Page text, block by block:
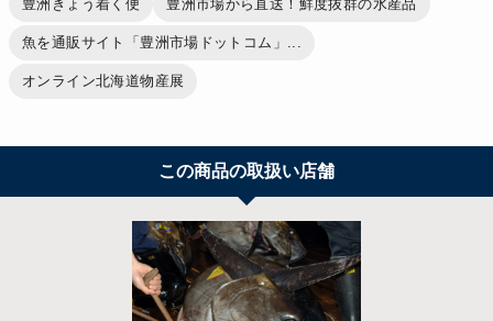
豊洲きょう着く便 豊洲市場から直送！鮮度抜群の水産品
魚を通販サイト「豊洲市場ドットコム」...
オンライン北海道物産展
この商品の取扱い店舗